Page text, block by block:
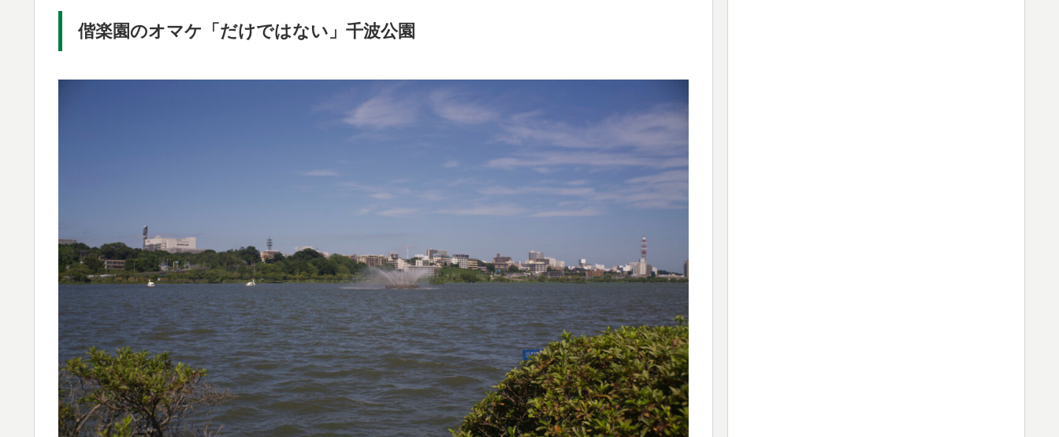
偕楽園のオマケ「だけではない」千波公園